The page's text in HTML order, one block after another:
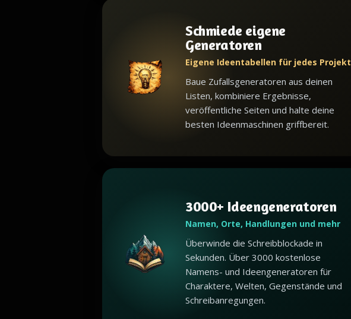
Schmiede eigene
Generatoren
Eigene Ideentabellen für jedes Projekt
Baue Zufallsgeneratoren aus deinen
Listen, kombiniere Ergebnisse,
veröffentliche Seiten und halte deine
besten Ideenmaschinen griffbereit.
3000+ Ideengeneratoren
Namen, Orte, Handlungen und mehr
Überwinde die Schreibblockade in
Sekunden. Über 3000 kostenlose
Namens- und Ideengeneratoren für
Charaktere, Welten, Gegenstände und
Schreibanregungen.